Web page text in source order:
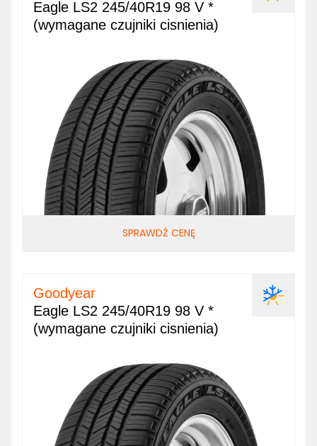
Eagle LS2 245/40R19 98 V *
(wymagane czujniki cisnienia)
SPRAWDŹ CENĘ
Goodyear
Eagle LS2 245/40R19 98 V *
(wymagane czujniki cisnienia)